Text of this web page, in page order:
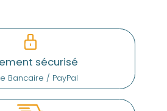
sécurisé
Bancaire / PayPal